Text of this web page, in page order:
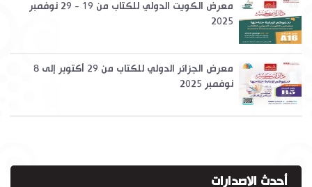
معرض الكويت الدولي للكتاب من 19 - 29 نوفمبر
2025
معرض الجزائر الدولي للكتاب من 29 أكتوبر إلى 8
نوفمبر 2025
أحدث الاصدارات